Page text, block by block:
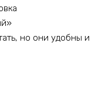
но они удобны и